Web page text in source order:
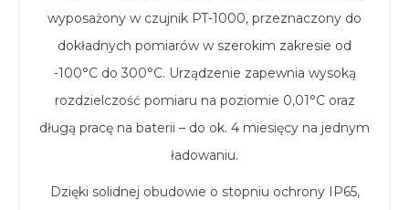
wyposażony w czujnik PT-1000, przeznaczony do
dokładnych pomiarów w szerokim zakresie od
-100°C do 300°C. Urządzenie zapewnia wysoką
rozdzielczość pomiaru na poziomie 0,01°C oraz
długą pracę na baterii – do ok. 4 miesięcy na jednym
ładowaniu.
Dzięki solidnej obudowie o stopniu ochrony IP65,